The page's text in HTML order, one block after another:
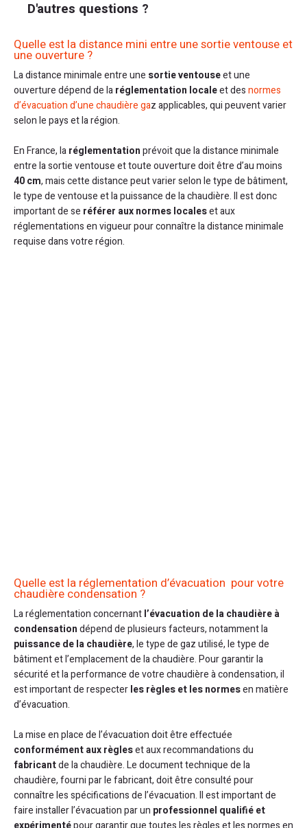
D'autres questions ?
Quelle est la distance mini entre une sortie ventouse et
une ouverture ?
La distance minimale entre une sortie ventouseet une
ouverture dépend de laréglementation localeet desnormes
d’évacuation d’une chaudière gaz applicables, qui peuvent varier
selon le pays et la région.
En France, laréglementationprévoit que la distance minimale
entre la sortie ventouse et toute ouverture doit être d’au moins
40 cm, mais cette distance peut varier selon le type de bâtiment,
le type de ventouse et la puissance de la chaudière. Il est donc
important de se référer aux normes localeset aux
réglementations en vigueur pour connaître la distance minimale
requise dans votre région.
Quelle est la réglementation d’évacuation pour votre
chaudière condensation ?
La réglementation concernantl’évacuation de la chaudière à
condensationdépend de plusieurs facteurs, notamment la
puissance de la chaudière, le type de gaz utilisé, le type de
bâtiment et l’emplacement de la chaudière. Pour garantir la
sécurité et la performance de votre chaudière à condensation, il
est important de respecterles règles et les normesen matière
d’évacuation.
La mise en place de l’évacuation doit être effectuée
conformément aux règleset aux recommandations du
fabricantde la chaudière. Le document technique de la
chaudière, fourni par le fabricant, doit être consulté pour
connaître les spécifications de l’évacuation. Il est important de
faire installer l’évacuation par un professionnel qualifié et